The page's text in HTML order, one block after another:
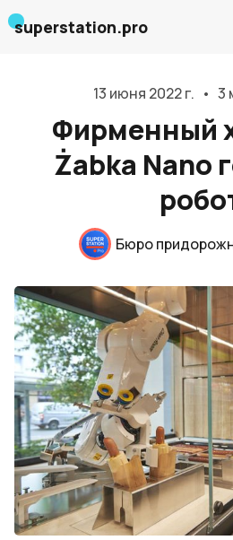
Главная
О нас
Дизайн и
Консалтинг и
Блог
События
superstation.pro
13 июня 2022 г. • 3
Фирменный
Żabka Nano
Бюро